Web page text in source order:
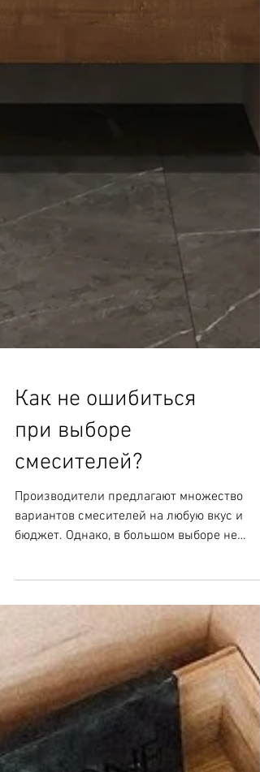
Как не ошибиться
при выборе
смесителей?
Производители предлагают множество
вариантов смесителей на любую вкус и
бюджет. Однако, в большом выборе не
каждый может правильно...